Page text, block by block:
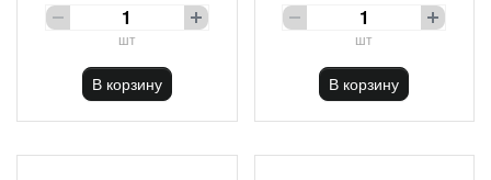
шт
В корзину
шт
В корзину